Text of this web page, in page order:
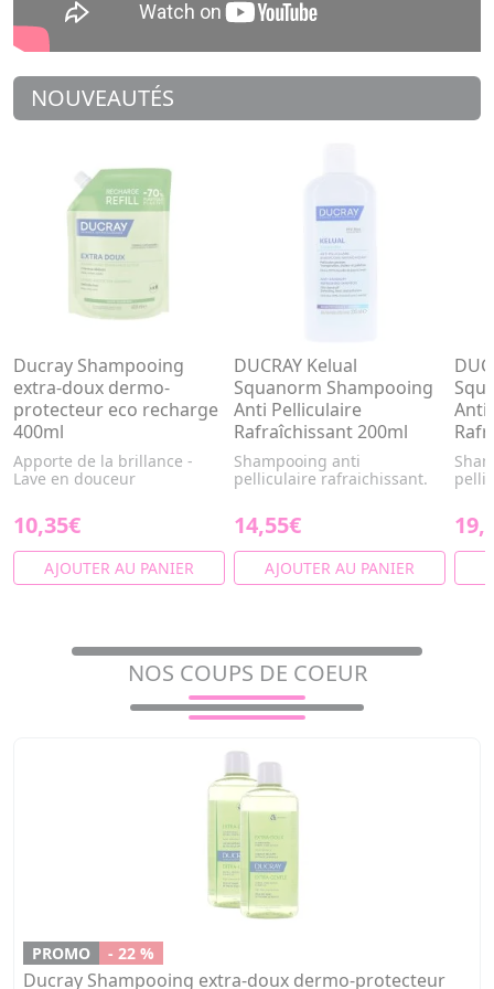
NOUVEAUTÉS
Ducray Shampooing
extra-doux dermo-
protecteur eco recharge
400ml
Apporte de la brillance -
Lave en douceur
10,35€
AJOUTER AU PANIER
DUCRAY Kelual
Squanorm Shampooing
Anti Pelliculaire
Rafraîchissant 200ml
Shampooing anti
pelliculaire rafraichissant.
14,55€
AJOUTER AU PANIER
Anti
NOS COUPS DE COEUR
PROMO - 22 %
Ducray Shampooing extra-doux dermo-protecteur